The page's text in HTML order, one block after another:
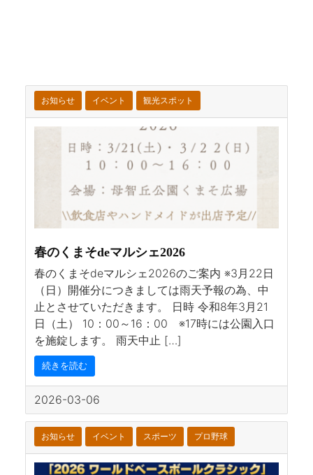
お知らせ イベント 観光スポット
春のくまそdeマルシェ2026
春のくまそdeマルシェ2026のご案内 ※3月22日
（日）開催分につきましては雨天予報の為、中
止とさせていただきます。 日時 令和8年3月21
日（土） 10：00～16：00 ※17時には公園入口
を施錠します。 雨天中止 […]
続きを読む
2026-03-06
お知らせ イベント スポーツ プロ野球